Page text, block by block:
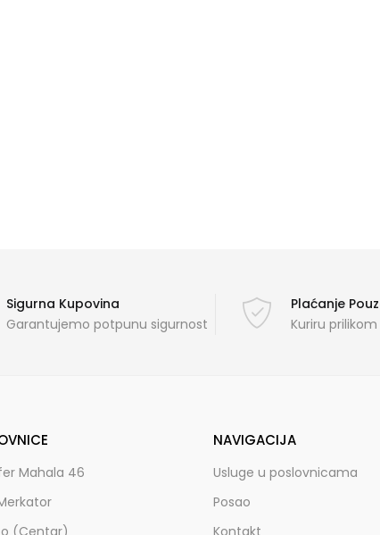
Sigurna Kupovina
Garantujemo potpunu sigurnost
Plaćanje
Kuriru
Mahala 46
(Centar)
NAVIGACIJA
Usluge u poslovnicama
Posao
Kontakt